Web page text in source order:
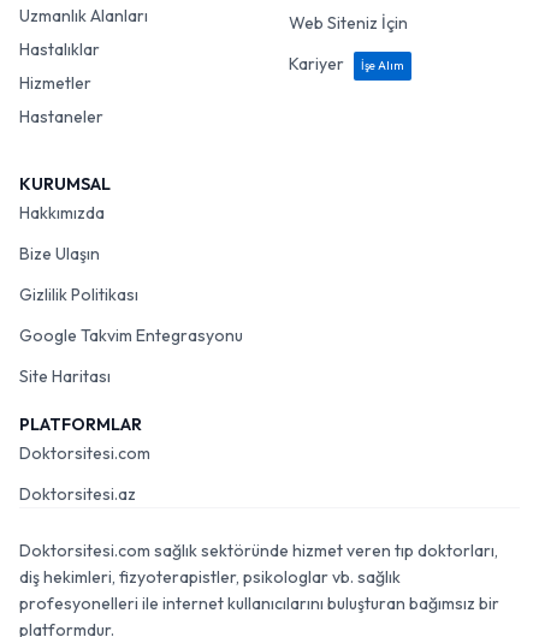
Uzmanlık Alanları
Hastalıklar
Hizmetler
Hastaneler
Web Siteniz İçin
Kariyer
İşe Alım
KURUMSAL
Hakkımızda
Bize Ulaşın
Gizlilik Politikası
Google Takvim Entegrasyonu
Site Haritası
PLATFORMLAR
Doktorsitesi.com
Doktorsitesi.az
Doktorsitesi.com sağlık sektöründe hizmet veren tıp doktorları,
diş hekimleri, fizyoterapistler, psikologlar vb. sağlık
profesyonelleri ile internet kullanıcılarını buluşturan bağımsız bir
platformdur.